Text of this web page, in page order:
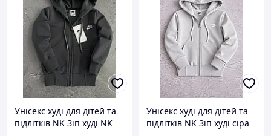
Унісекс худі для дітей та
підлітків NK Зіп худі NK
Унісекс худі для дітей та
підлітків NK Зіп худі сіра